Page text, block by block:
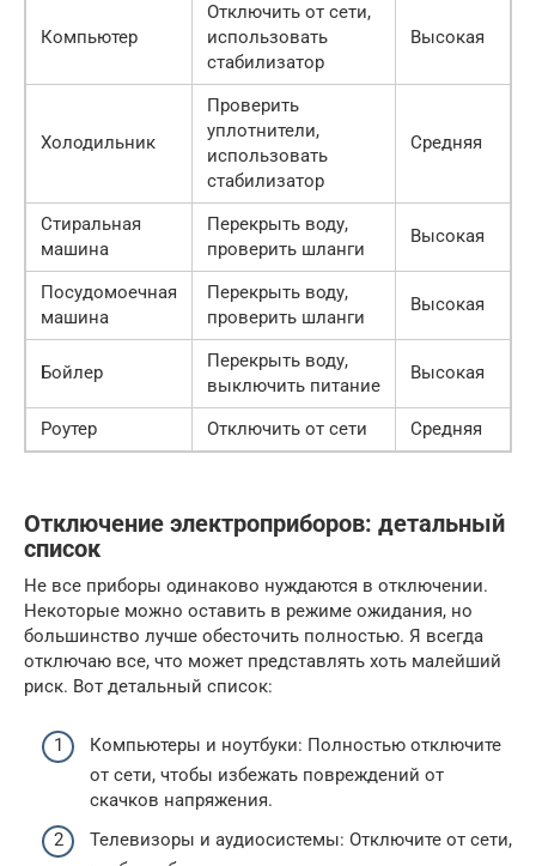
Компьютер
Отключить от сети,
использовать
стабилизатор
Высокая
Холодильник
Проверить
уплотнители,
использовать
стабилизатор
Средняя
Стиральная
машина
Перекрыть воду,
проверить шланги
Высокая
Посудомоечная
машина
Перекрыть воду,
проверить шланги
Высокая
Бойлер
Перекрыть воду,
выключить питание
Высокая
Роутер Отключить от сети Средняя
Отключение электроприборов: детальный
список
Не все приборы одинаково нуждаются в отключении.
Некоторые можно оставить в режиме ожидания, но
большинство лучше обесточить полностью. Я всегда
отключаю все, что может представлять хоть малейший
риск. Вот детальный список:
Компьютеры и ноутбуки: Полностью отключите
от сети, чтобы избежать повреждений от
скачков напряжения.
Телевизоры и аудиосистемы: Отключите от сети,